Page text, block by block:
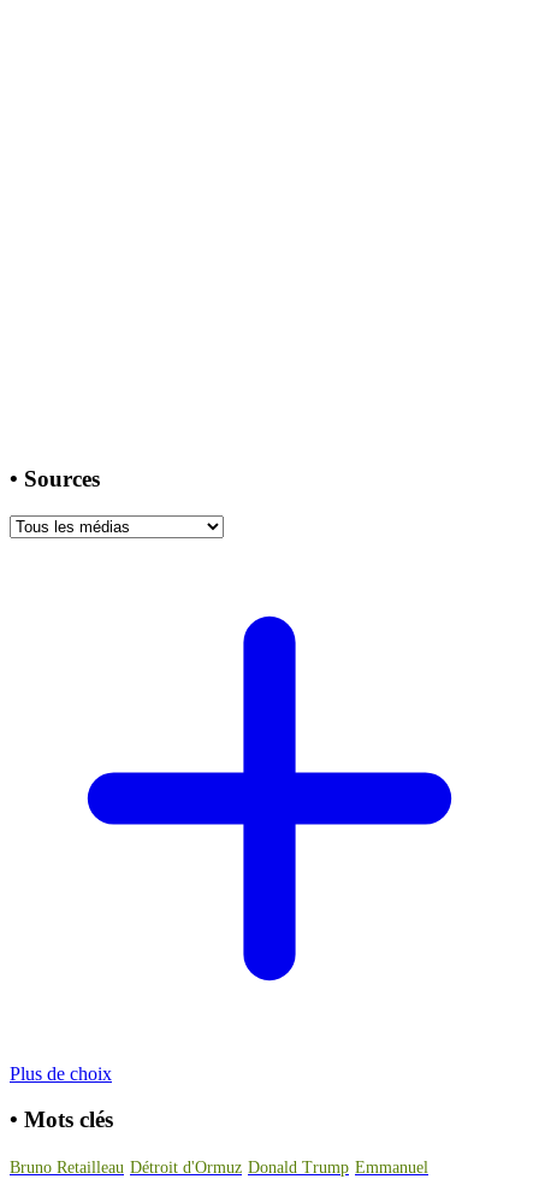
• Sources
Plus de choix
• Mots clés
Bruno Retailleau Détroit d'Ormuz Donald Trump Emmanuel